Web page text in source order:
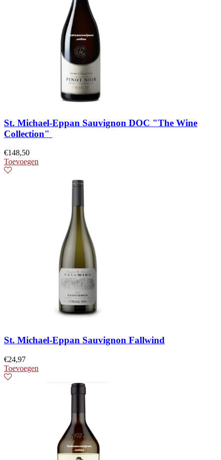
St. Michael-Eppan Sauvignon DOC "The Wine
Collection"
€148,50
Toevoegen
St. Michael-Eppan Sauvignon Fallwind
€24,97
Toevoegen